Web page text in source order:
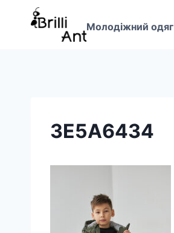
Перейти
Молодіжний одяг
3E5A6434